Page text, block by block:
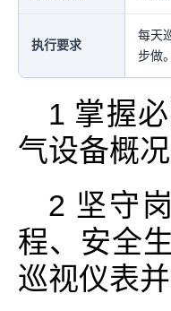
执行要求
每天
步做。
1 掌握
气设备概
2 坚守
程、安全
巡视仪表